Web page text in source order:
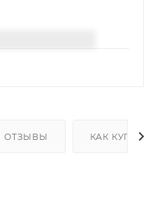
ОТЗЫВЫ КАК КУПИТЬ